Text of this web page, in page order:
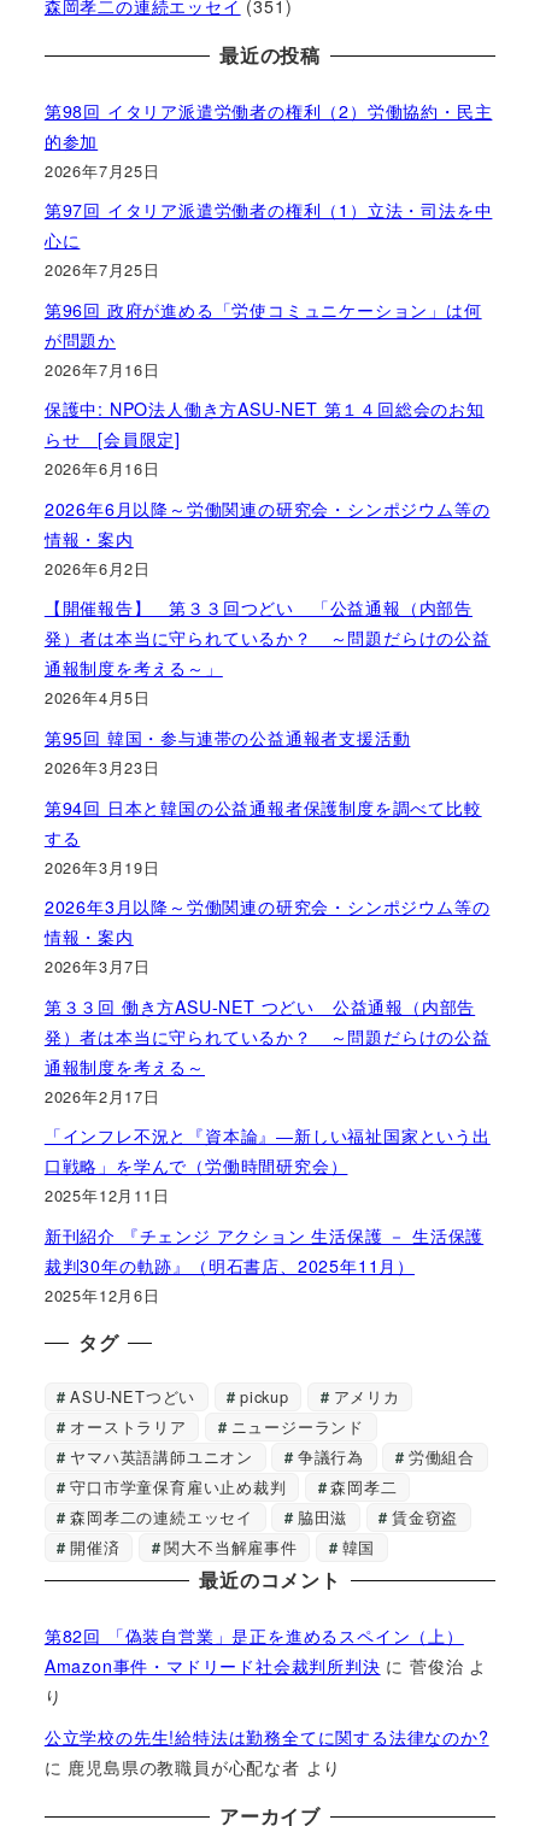
森岡孝二の連続エッセイ (351)
最近の投稿
第98回 イタリア派遣労働者の権利（2）労働協約・民主
的参加
2026年7月25日
第97回 イタリア派遣労働者の権利（1）立法・司法を中
心に
2026年7月25日
第96回 政府が進める「労使コミュニケーション」は何
が問題か
2026年7月16日
保護中: NPO法人働き方ASU-NET 第１４回総会のお知
らせ [会員限定]
2026年6月16日
2026年6月以降～労働関連の研究会・シンポジウム等の
情報・案内
2026年6月2日
【開催報告】 第３３回つどい 「公益通報（内部告
発）者は本当に守られているか？ ～問題だらけの公益
通報制度を考える～」
2026年4月5日
第95回 韓国・参与連帯の公益通報者支援活動
2026年3月23日
第94回 日本と韓国の公益通報者保護制度を調べて比較
する
2026年3月19日
2026年3月以降～労働関連の研究会・シンポジウム等の
情報・案内
2026年3月7日
第３３回 働き方ASU-NET つどい 公益通報（内部告
発）者は本当に守られているか？ ～問題だらけの公益
通報制度を考える～
2026年2月17日
「インフレ不況と『資本論』―新しい福祉国家という出
口戦略」を学んで（労働時間研究会）
2025年12月11日
新刊紹介 『チェンジ アクション 生活保護 － 生活保護
裁判30年の軌跡』（明石書店、2025年11月）
2025年12月6日
タグ
ASU-NETつどい pickup
アメリカ
オーストラリア
ニュージーランド
ヤマハ英語講師ユニオン
争議行為
労働組合
守口市学童保育雇い止め裁判
森岡孝二
森岡孝二の連続エッセイ
脇田滋
賃金窃盗
開催済
関大不当解雇事件 韓国
最近のコメント
第82回 「偽装自営業」是正を進めるスペイン（上）
Amazon事件・マドリード社会裁判所判決 に菅俊治 よ
り
公立学校の先生!給特法は勤務全てに関する法律なのか?
に 鹿児島県の教職員が心配な者 より
アーカイブ